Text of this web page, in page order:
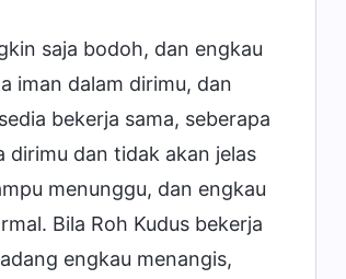
saja bodoh, dan engkau
iman dalam dirimu, dan
bekerja sama, seberapa
dirimu dan tidak akan jelas
menunggu, dan engkau
Bila Roh Kudus bekerja
engkau menangis,